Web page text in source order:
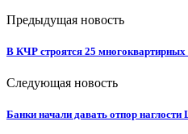
Предыдущая новость
В КЧР строятся 25
Следующая новость
Банки начали давать отпор наглости